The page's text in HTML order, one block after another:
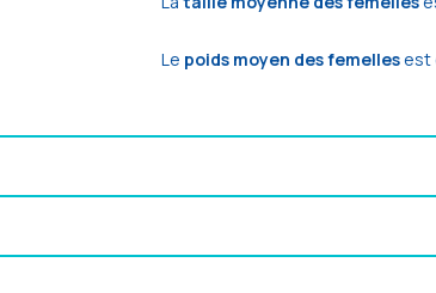
Le poids moyen des femellesest